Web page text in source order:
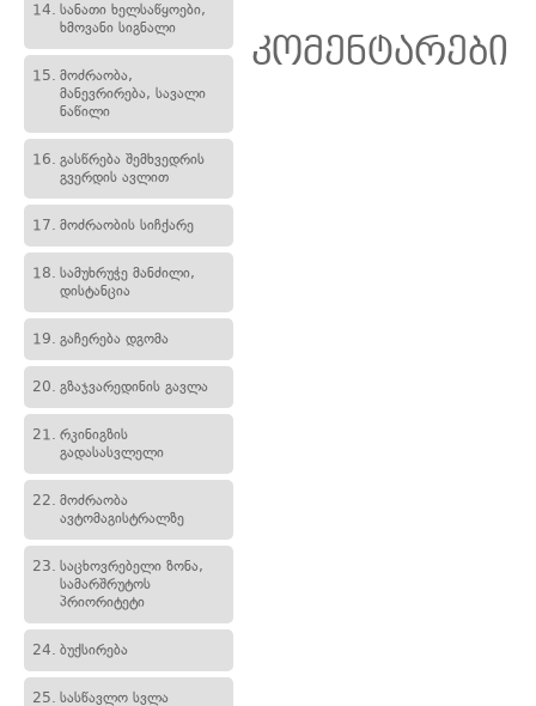
14. სანათი ხელსაწყოები,
ხმოვანი სიგნალი
15. მოძრაობა,
მანევრირება, სავალი
ნაწილი
16. გასწრება შემხვედრის
გვერდის ავლით
17. მოძრაობის სიჩქარე
18. სამუხრუჭე მანძილი,
დისტანცია
19. გაჩერება დგომა
20. გზაჯვარედინის გავლა
21. რკინიგზის
გადასასვლელი
22. მოძრაობა
ავტომაგისტრალზე
23. საცხოვრებელი ზონა,
სამარშრუტოს
პრიორიტეტი
24. ბუქსირება
25. სასწავლო სვლა
კომენტარები